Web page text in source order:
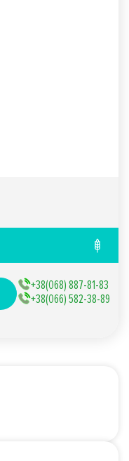
+38(068) 887-81-83
+38(066) 582-38-89